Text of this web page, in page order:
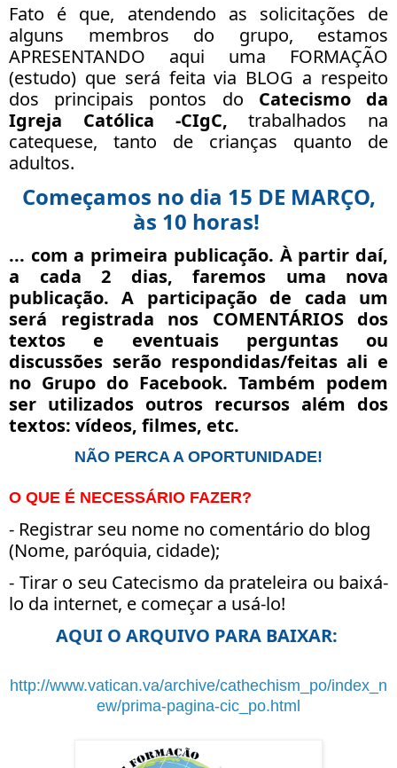
Fato é que, atendendo as solicitações de
alguns membros do grupo, estamos
APRESENTANDO aqui uma FORMAÇÃO
(estudo) que será feita via BLOG a respeito
dos principais pontos do Catecismo da
Igreja Católica -CIgC,trabalhados na
catequese, tanto de crianças quanto de
adultos.
Começamos no dia 15 DE MARÇO,
às 10 horas!
... com a primeira publicação. À partir daí,
a cada 2 dias, faremos uma nova
publicação. A participação de cada um
será registrada nos COMENTÁRIOS dos
textos e eventuais perguntas ou
discussões serão respondidas/feitas ali e
no Grupo do Facebook. Também podem
ser utilizados outros recursos além dos
textos: vídeos, filmes, etc.
NÃO PERCA A OPORTUNIDADE!
O QUE É NECESSÁRIO FAZER?
- Registrar seu nome no comentário do blog
(Nome, paróquia, cidade);
- Tirar o seu Catecismo da prateleira ou baixá-
lo da internet, e começar a usá-lo!
AQUI O ARQUIVO PARA BAIXAR:
http://www.vatican.va/archive/cathechism_po/index_n
ew/prima-pagina-cic_po.html